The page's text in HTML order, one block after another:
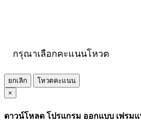
กรุณาเลือกคะแนนโหวต
ยกเลิก
โหวตคะแนน
×
ดาวน์โหลด โปรแกรม ออกแบบ เฟรมแ